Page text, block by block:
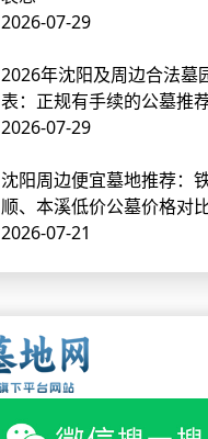
2026-07-29
2026年沈阳及周边合法墓
表：正规有手续的公墓推
2026-07-29
沈阳周边便宜墓地推荐：
顺、本溪低价公墓价格对
通指南）
2026-07-21